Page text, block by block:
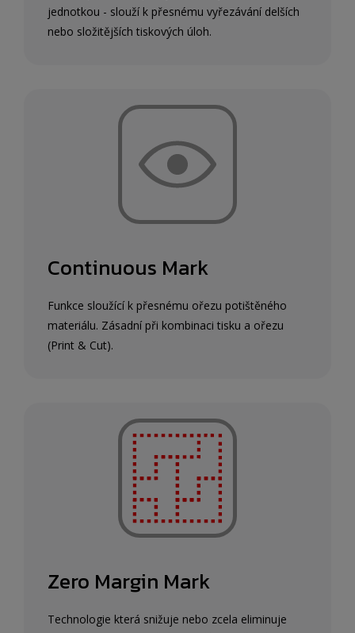
jednotkou - slouží k přesnému vyřezávání delších
nebo složitějších tiskových úloh.
Continuous Mark
Funkce sloužící k přesnému ořezu potištěného
materiálu. Zásadní při kombinaci tisku a ořezu
(Print & Cut).
Zero Margin Mark
Technologie která snižuje nebo zcela eliminuje